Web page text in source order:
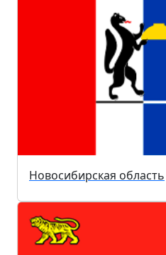
Новосибирская область